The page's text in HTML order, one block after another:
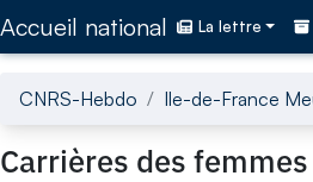
Accueil national La lettre
CNRS-Hebdo Ile-de-France
Carrières des